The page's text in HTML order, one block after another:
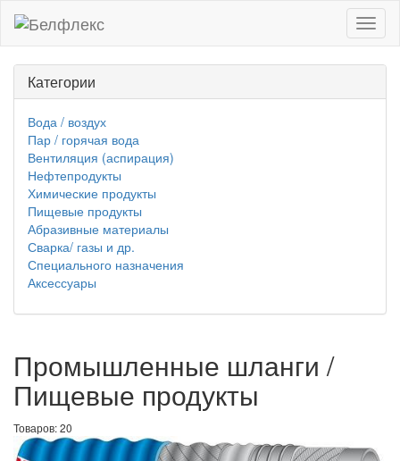
Категории
Вода / воздух
Пар / горячая вода
Вентиляция (аспирация)
Нефтепродукты
Химические продукты
Пищевые продукты
Абразивные материалы
Сварка/ газы и др.
Специального назначения
Аксессуары
Промышленные шланги /
Пищевые продукты
Товаров: 20